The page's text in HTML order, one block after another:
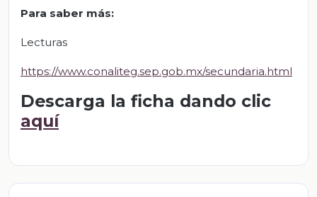
Para saber más:
Lecturas
https://www.conaliteg.sep.gob.mx/secundaria.html
Descarga la ficha dando clic
aquí